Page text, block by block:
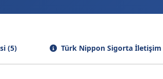
(5) Türk Nippon Sigorta İletişim